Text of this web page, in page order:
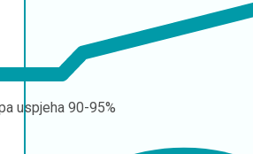
uspjeha 90-95%